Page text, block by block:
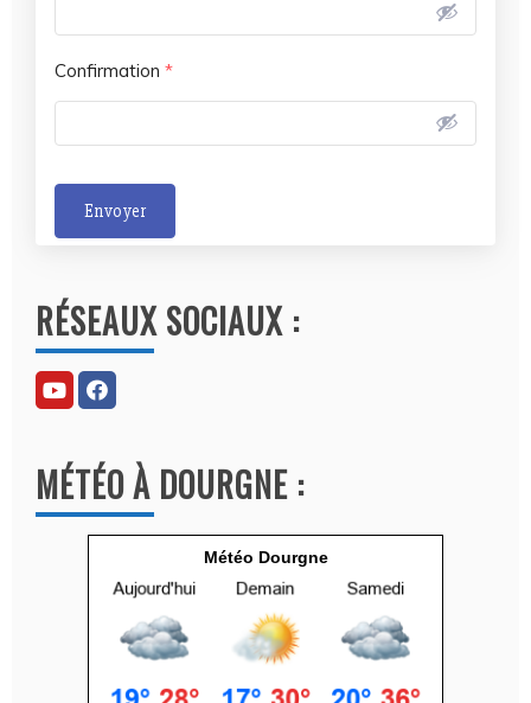
Confirmation *
Envoyer
t
e
r
n
t
i
RÉSEAUX SOCIAUX :
MÉTÉO À DOURGNE :
Météo Dourgne